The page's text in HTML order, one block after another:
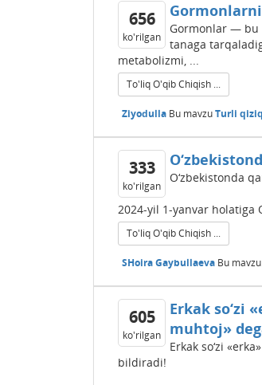
656
ko'rilgan
Gormonlar — bu
tanaga
metabolizmi, ...
To'liq O'qib Chiqish ...
Ziyodulla Bu mavzuTurli
333
ko'rilgan
O‘zbekistonda
2024-yil 1-yanvar holatiga
To'liq O'qib Chiqish ...
SHoira Gaybullaeva Bu mavzu
605
ko'rilgan
Erkak so‘zi
muhtoj»
Erkak so‘zi
bildiradi!